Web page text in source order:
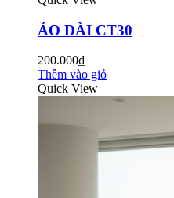
ÁO DÀI CT30
200.000₫
Thêm vào giỏ
Quick View